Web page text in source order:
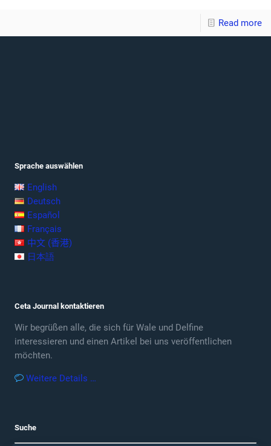
Read more
Sprache auswählen
English
Deutsch
Español
Français
中文 (香港)
日本語
Ceta Journal kontaktieren
Wir begrüßen alle, die sich für Wale und Delfine
interessieren und einen Artikel bei uns veröffentlichen
möchten.
Weitere Details …
Suche